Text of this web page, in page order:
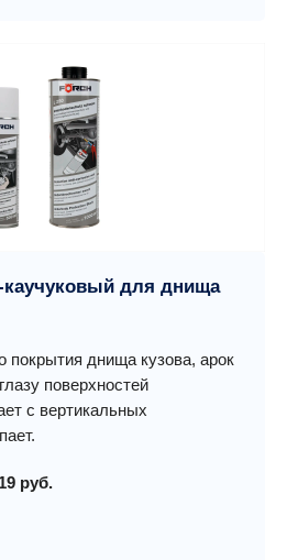
каучуковый для днища
покрытия днища кузова, арок
поверхностей
с вертикальных
руб.